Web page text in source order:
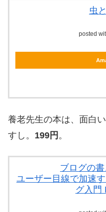
虫
posted
養老先生の本は、面白
すし。 199円 。
ブログの
ユーザー目線で加速
グ入門